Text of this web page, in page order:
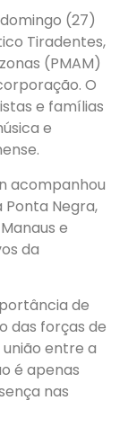
(27)
Tiradentes,
(PMAM)
O
e famílias
e
acompanhou
Ponta Negra,
e
da
de
das forças de
entre a
é apenas
nas